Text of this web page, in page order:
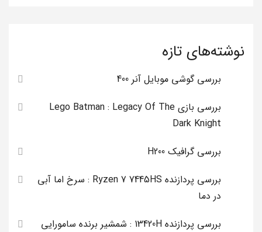
نوشته‌های تازه
بررسی گوشی موبایل آنر 400
بررسی بازی Lego Batman : Legacy Of The
Dark Knight
بررسی گرافیک H200
بررسی پردازنده Ryzen 7 7445HS : سرخ اما آبی
در دما
بررسی پردازنده 13420H : شمشیر برنده سامورایی